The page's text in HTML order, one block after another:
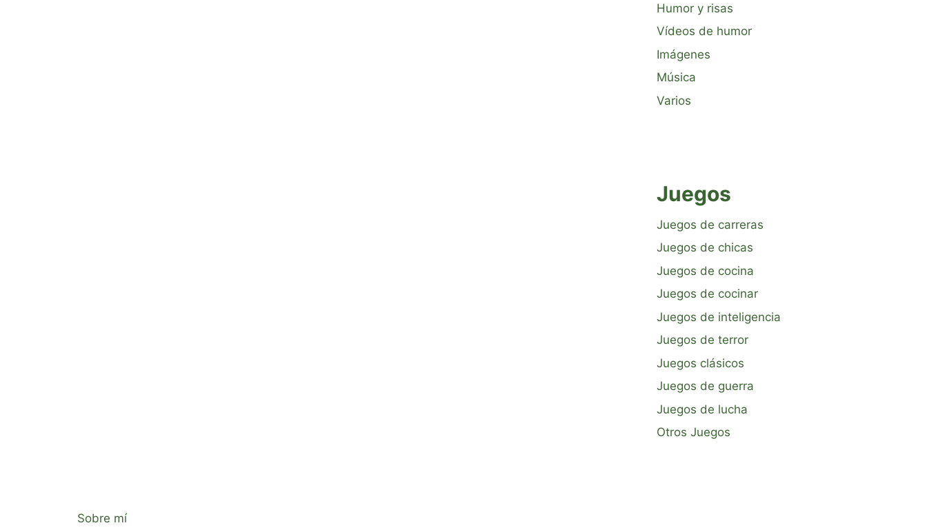
Humor y risas
Vídeos de humor
Imágenes
Música
Varios
Juegos
Juegos de carreras
Juegos de chicas
Juegos de cocina
Juegos de cocinar
Juegos de inteligencia
Juegos de terror
Juegos clásicos
Juegos de guerra
Juegos de lucha
Otros Juegos
Sobre mí